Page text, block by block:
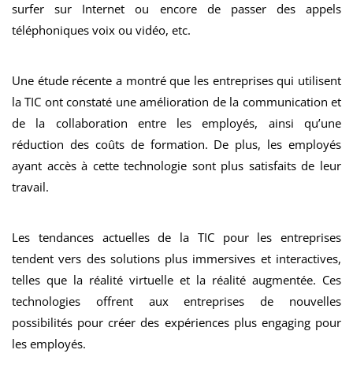
surfer sur Internet ou encore de passer des appels
téléphoniques voix ou vidéo, etc.
Une étude récente a montré que les entreprises qui utilisent
la TIC ont constaté une amélioration de la communication et
de la collaboration entre les employés, ainsi qu’une
réduction des coûts de formation. De plus, les employés
ayant accès à cette technologie sont plus satisfaits de leur
travail.
Les tendances actuelles de la TIC pour les entreprises
tendent vers des solutions plus immersives et interactives,
telles que la réalité virtuelle et la réalité augmentée. Ces
technologies offrent aux entreprises de nouvelles
possibilités pour créer des expériences plus engaging pour
les employés.